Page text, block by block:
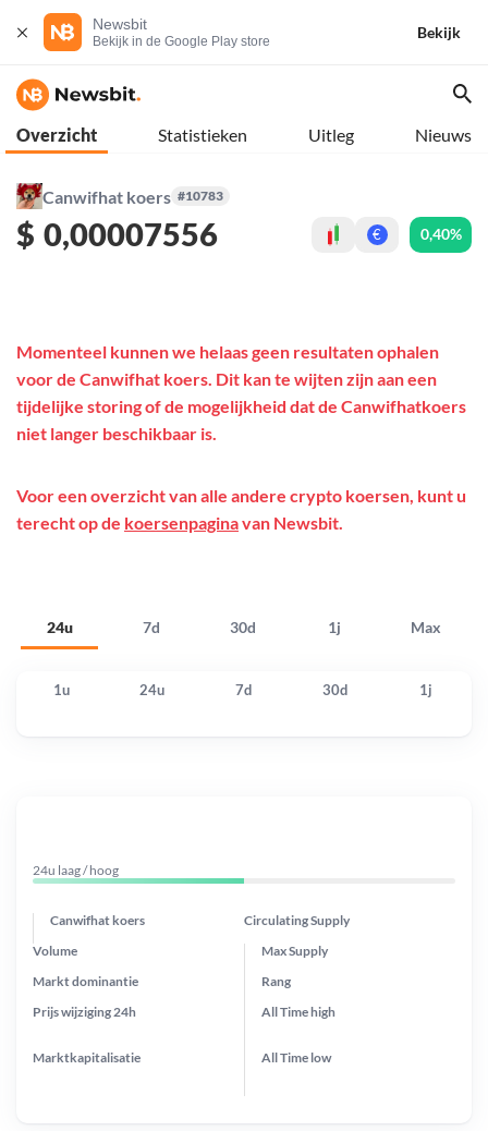
Newsbit
Bekijk in de Google Play store
Bekijk
Overzicht Statistieken Uitleg Nieuws
Canwifhat koers #10783
$ 0,00007556 € 0,40%
24u 7d 30d 1j Max
Momenteel kunnen we helaas geen resultaten ophalen
voor de Canwifhat koers. Dit kan te wijten zijn aan een
tijdelijke storing of de mogelijkheid dat de Canwifhatkoers
niet langer beschikbaar is.
Voor een overzicht van alle andere crypto koersen, kunt u
terecht op de koersenpaginavan Newsbit.
1u 24u 7d 30d 1j
24u laag / hoog
Canwifhat koers Circulating Supply
Prijs wijziging 24h
Max Supply
Markt dominantie
Marktkapitalisatie
Volume
Rang
All Timehigh
All Time low